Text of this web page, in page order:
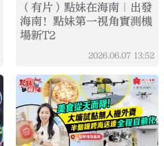
（有片）點妹在海南｜出發
海南！點妹第一視角實測機
場新T2
2026.06.07 13:52